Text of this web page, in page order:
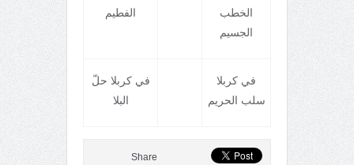
الخطب
الجسيم
الفطيم
في کربلا
سلب الحريم
في کربلا حلّ
البلا
Share